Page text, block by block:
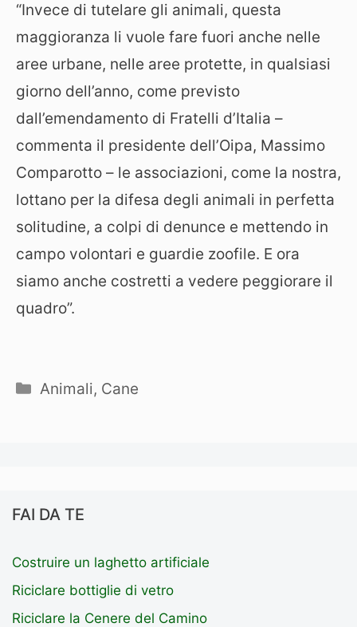
“Invece di tutelare gli animali, questa
maggioranza li vuole fare fuori anche nelle
aree urbane, nelle aree protette, in qualsiasi
giorno dell’anno, come previsto
dall’emendamento di Fratelli d’Italia –
commenta il presidente dell’Oipa, Massimo
Comparotto – le associazioni, come la nostra,
lottano per la difesa degli animali in perfetta
solitudine, a colpi di denunce e mettendo in
campo volontari e guardie zoofile. E ora
siamo anche costretti a vedere peggiorare il
quadro”.
Categorie
Animali, Cane
FAI DA TE
Costruire un laghetto artificiale
Riciclare bottiglie di vetro
Riciclare la Cenere del Camino